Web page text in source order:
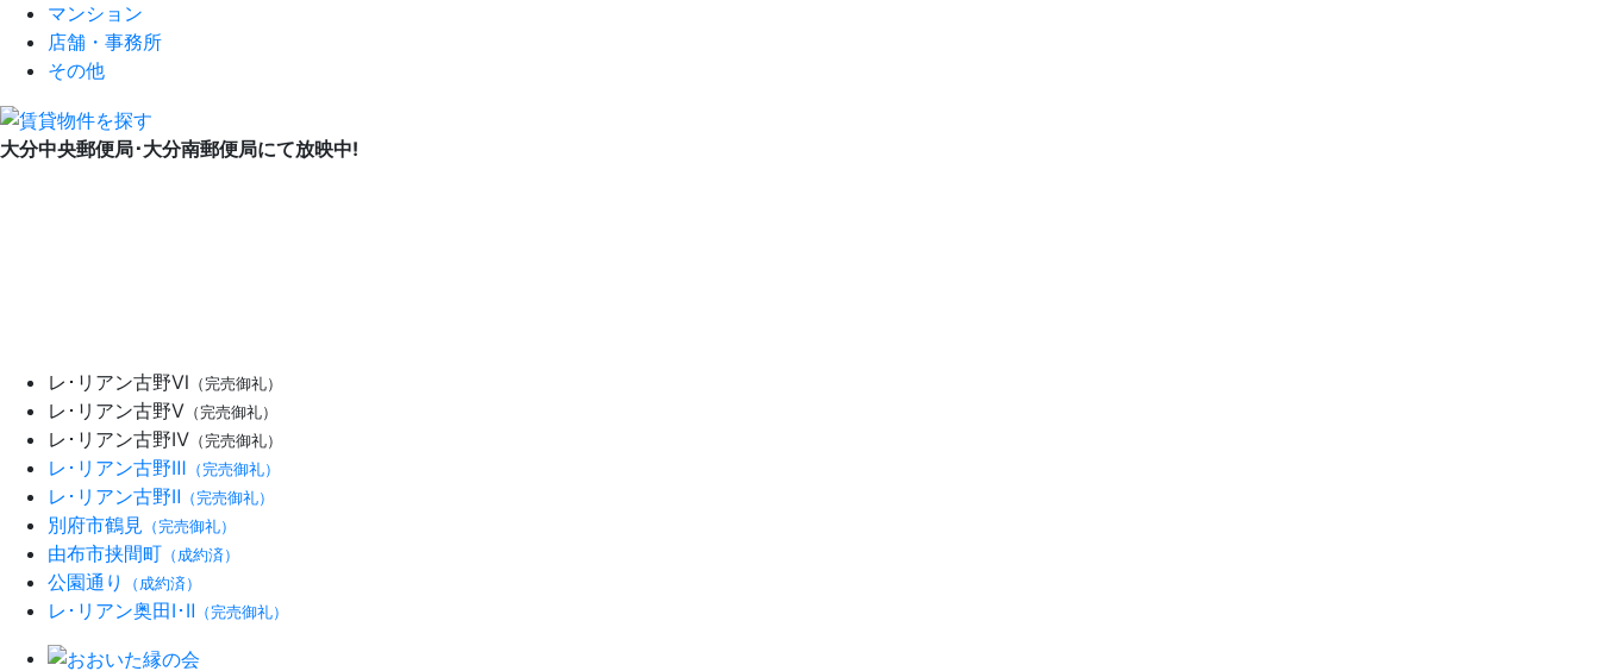
マンション
店舗・事務所
その他
大分中央郵便局･大分南郵便局にて放映中!
レ･リアン古野Ⅵ （完売御礼）
レ･リアン古野Ⅴ （完売御礼）
レ･リアン古野Ⅳ （完売御礼）
レ･リアン古野Ⅲ （完売御礼）
レ･リアン古野Ⅱ （完売御礼）
別府市鶴見 （完売御礼）
由布市挟間町 （成約済）
公園通り （成約済）
レ･リアン奥田Ⅰ･Ⅱ （完売御礼）